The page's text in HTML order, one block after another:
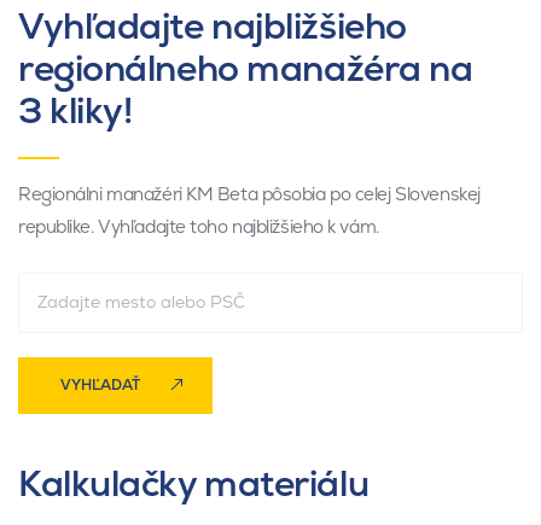
Vyhľadajte najbližšieho
regionálneho manažéra na
3 kliky!
Regionálni manažéri KM Beta pôsobia po celej Slovenskej
republike. Vyhľadajte toho najbližšieho k vám.
VYHĽADAŤ
Kalkulačky materiálu